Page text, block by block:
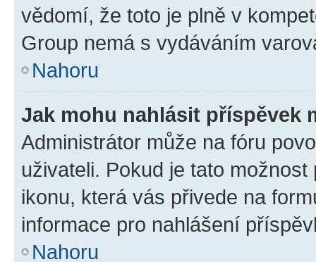
vědomí, že toto je plně v
Group nemá s vydáváním
Nahoru
Jak mohu nahlásit příspěvek
Administrátor může na fóru
uživateli. Pokud je tato
ikonu, která vás přivede na
informace pro nahlášení
Nahoru